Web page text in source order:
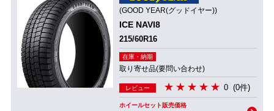
(GOOD YEAR(グッドイヤー))
ICE NAVI8
215/60R16
在庫・納期
取り寄せ品(要問い合わせ)
レビュー 0 (0件)
ホイールセット販売価格